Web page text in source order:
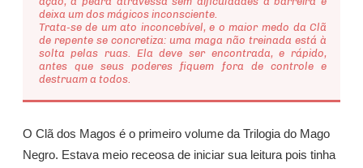
deixa um dos mágicos inconsciente.
Trata-se de um ato inconcebível, e o maior medo da Clã
de repente se concretiza: uma maga não treinada está à
solta pelas ruas. Ela deve ser encontrada, e rápido,
antes que seus poderes fiquem fora de controle e
destruam a todos.
O Clã dos Magos é o primeiro volume da Trilogia do Mago
Negro. Estava meio receosa de iniciar sua leitura pois tinha